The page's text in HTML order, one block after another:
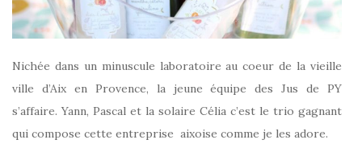
Nichée dans un minuscule laboratoire au coeur de la vieille
ville d’Aix en Provence, la jeune équipe des Jus de PY
s’affaire. Yann, Pascal et la solaire Célia c’est le trio gagnant
qui compose cette entreprise aixoise comme je les adore.